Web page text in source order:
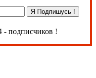
- подписчиков !